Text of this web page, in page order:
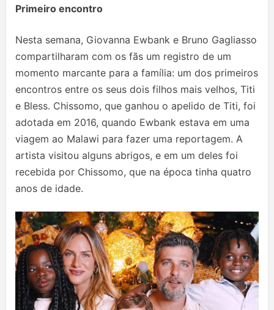
Primeiro encontro
Nesta semana, Giovanna Ewbank e Bruno Gagliasso
compartilharam com os fãs um registro de um
momento marcante para a família: um dos primeiros
encontros entre os seus dois filhos mais velhos, Titi
e Bless. Chissomo, que ganhou o apelido de Titi, foi
adotada em 2016, quando Ewbank estava em uma
viagem ao Malawi para fazer uma reportagem. A
artista visitou alguns abrigos, e em um deles foi
recebida por Chissomo, que na época tinha quatro
anos de idade.